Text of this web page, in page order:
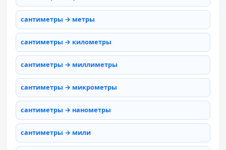
сантиметры → метры
сантиметры → километры
сантиметры → миллиметры
сантиметры → микрометры
сантиметры → нанометры
сантиметры → мили